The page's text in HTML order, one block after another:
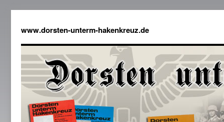
www.dorsten-unterm-hakenkreuz.de